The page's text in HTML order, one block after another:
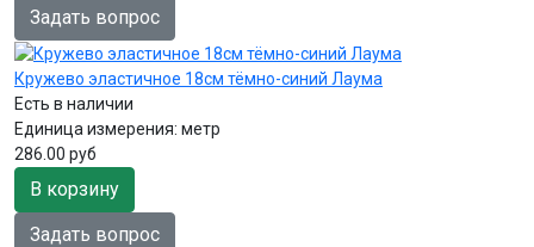
Задать вопрос
Кружево эластичное 18см тёмно-синий Лаума
Есть в наличии
Единица измерения: метр
286.00 руб
В корзину
Задать вопрос